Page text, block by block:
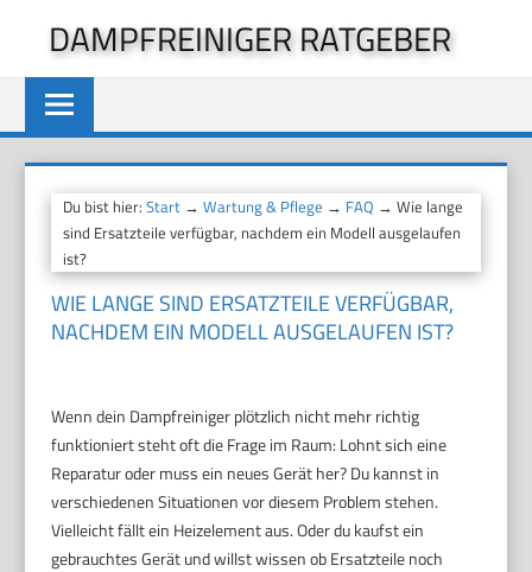
springen
DAMPFREINIGER RATGEBER
Du bist hier:Start →Wartung & Pflege → FAQ → Wie lange
sind Ersatzteile verfügbar, nachdem ein Modell ausgelaufen
ist?
WIE LANGE SIND ERSATZTEILE VERFÜGBAR,
NACHDEM EIN MODELL AUSGELAUFEN IST?
Wenn dein Dampfreiniger plötzlich nicht mehr richtig
funktioniert steht oft die Frage im Raum: Lohnt sich eine
Reparatur oder muss ein neues Gerät her? Du kannst in
verschiedenen Situationen vor diesem Problem stehen.
Vielleicht fällt ein Heizelement aus. Oder du kaufst ein
gebrauchtes Gerät und willst wissen ob Ersatzteile noch